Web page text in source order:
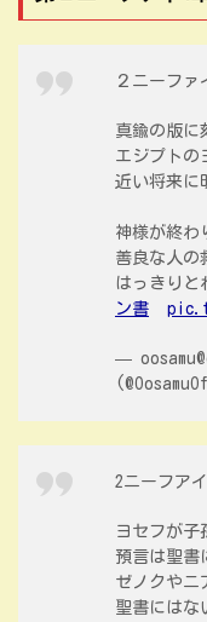
２ニーファ
真鍮の版に
エジプトの
近い将来に
神様が終わ
善良な人の
はっきりと
ン書
—
2ニーフア
ヨセフが子
預言は聖書
ゼノクやニ
聖書にはな